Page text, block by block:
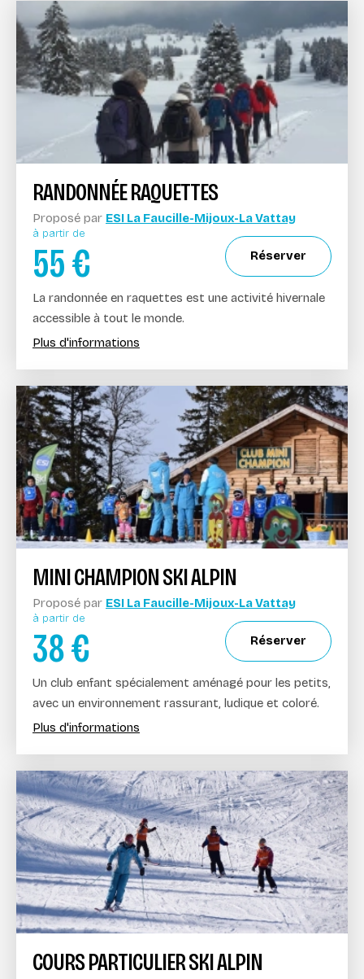
RANDONNÉE RAQUETTES
Proposé par ESI La Faucille-Mijoux-La Vattay
à partir de
55€ Réserver
La randonnée en raquettes est une activité hivernale
accessible à tout le monde.
Plus d'informations
MINI CHAMPION SKI ALPIN
Proposé par ESI La Faucille-Mijoux-La Vattay
à partir de
38€ Réserver
Un club enfant spécialement aménagé pour les petits,
avec un environnement rassurant, ludique et coloré.
Plus d'informations
COURS PARTICULIER SKI ALPIN